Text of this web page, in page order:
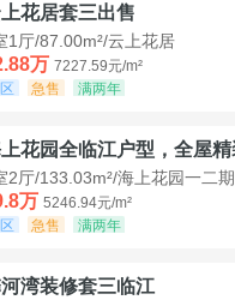
花居套三出售
1厅/87.00m²/云上花居
万 7227.59元/m²
急售 满两年
2厅/133.03m²/海上花园一二期
万 5246.94元/m²
急售 满两年
湾装修套三临江